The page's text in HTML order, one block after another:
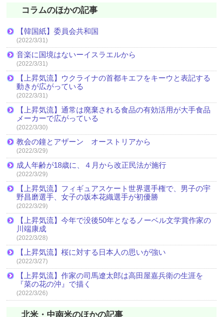
コラムのほかの記事
【韓国紙】委員会共和国
(2022/3/31)
音楽に国境はないーイスラエルから
(2022/3/31)
【上昇気流】ウクライナの首都キエフをキーウと表記する
動きが広がっている
(2022/3/31)
【上昇気流】通常は廃棄される食品の有効活用が大手食品
メーカーで広がっている
(2022/3/30)
教会の鐘とアザーン オーストリアから
(2022/3/29)
成人年齢が18歳に、４月から改正民法が施行
(2022/3/29)
【上昇気流】フィギュアスケート世界選手権で、男子の宇
野昌磨選手、女子の坂本花織選手が初優勝
(2022/3/29)
【上昇気流】今年で没後50年となるノーベル文学賞作家の
川端康成
(2022/3/28)
【上昇気流】桜に対する日本人の思いが強い
(2022/3/27)
【上昇気流】作家の司馬遼太郎は高田屋嘉兵衛の生涯を
『菜の花の沖』で描く
(2022/3/26)
北米・中南米のほかの記事